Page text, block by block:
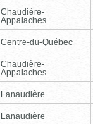
Chaudière-
Appalaches
Centre-du-Québec
Chaudière-
Appalaches
Lanaudière
Lanaudière